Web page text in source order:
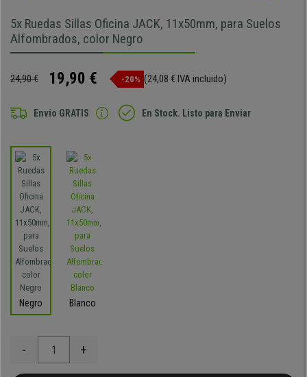
5x Ruedas Sillas Oficina JACK, 11x50mm, para Suelos
Alfombrados, color Negro
24,90 € 19,90 € -20% (24,08 € IVA incluido)
Envio GRATIS En Stock. Listo para Enviar
Negro Blanco
- +